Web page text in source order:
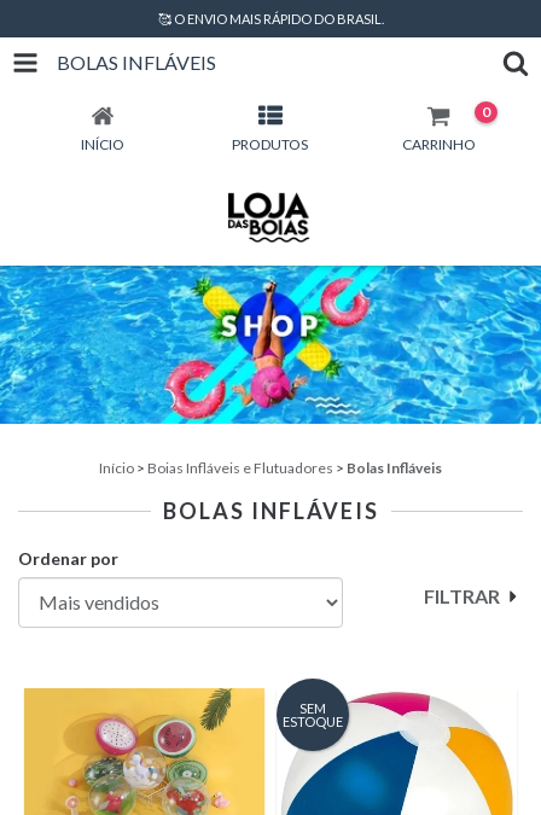
🥰 O ENVIO MAIS RÁPIDO DO BRASIL.
BOLAS INFLÁVEIS
INÍCIO PRODUTOS CARRINHO
0
Início > Boias Infláveis e Flutuadores > Bolas Infláveis
BOLAS INFLÁVEIS
Ordenar por
FILTRAR
SEM
ESTOQUE